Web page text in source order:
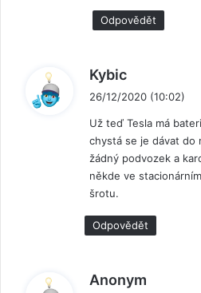
:
Odpovědět
Kybic
s
a
l
:
26/12/2020 (10:02)
Už teď Tesla má
chystá se je dávat do
žádný podvozek a
někde ve
šrotu.
Odpovědět
Anonym